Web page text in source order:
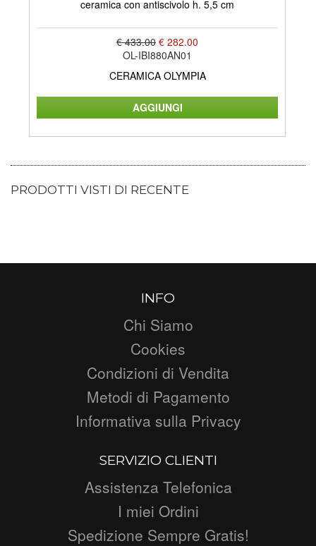
ceramica con antiscivolo h. 5,5 cm
€ 433.00 € 282.00
OL-IBI880AN01
CERAMICA OLYMPIA
PRODOTTI VISTI DI RECENTE
INFO
Chi Siamo
Cookies
Condizioni di Vendita
Metodi di Pagamento
Informativa sulla Privacy
SERVIZIO CLIENTI
Assistenza Telefonica
I miei Ordini
Spedizione Sempre Gratis!